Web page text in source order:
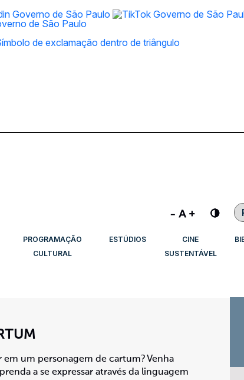
PROGRAMAÇÃO
CULTURAL
ESTÚDIOS
CINE
SUSTENTÁVEL
um personagem de cartum? Venha
a se expressar através da linguagem